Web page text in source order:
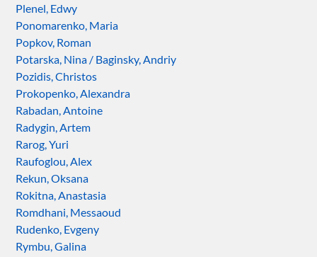
Plenel, Edwy
Ponomarenko, Maria
Popkov, Roman
Potarska, Nina / Baginsky, Andriy
Pozidis, Christos
Prokopenko, Alexandra
Rabadan, Antoine
Radygin, Artem
Rarog, Yuri
Raufoglou, Alex
Rekun, Oksana
Rokitna, Anastasia
Romdhani, Messaoud
Rudenko, Evgeny
Rymbu, Galina